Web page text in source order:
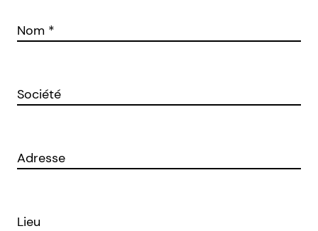
Nom *
Société
Adresse
Lieu